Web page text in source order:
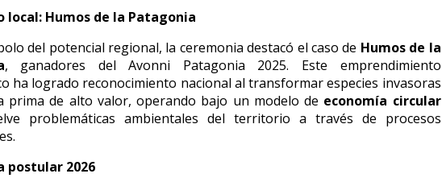
local: Humos de la Patagonia
del potencial regional, la ceremonia destacó el caso de Humos de la
, ganadores del Avonni Patagonia 2025. Este emprendimiento
ha logrado reconocimiento nacional al transformar especies invasoras
prima de alto valor, operando bajo un modelo de economía circular
problemáticas ambientales del territorio a través de procesos
postular 2026